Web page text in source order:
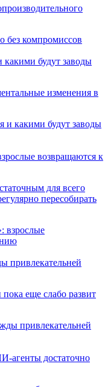
какими будут заводы
изменения в
возвращаются к
для всего
пересобирать
привлекательней
еще слабо развит
агенты достаточно